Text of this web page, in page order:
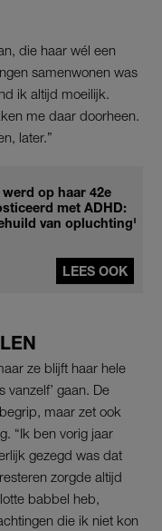
die haar wél een
samenwonen was
ik altijd moeilijk.
me daar doorheen.
later.”
werd op haar 42e
met ADHD:
van opluchting'
LEES OOK
ze blijft haar hele
vanzelf’ gaan. De
maar zet ook
“Ik ben vorig jaar
gezegd was dat
zorgde altijd
babbel heb,
die ik niet kon